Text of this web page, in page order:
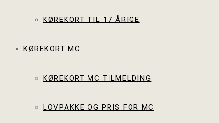
KØREKORT TIL 17 ÅRIGE
KØREKORT MC
KØREKORT MC TILMELDING
LOVPAKKE OG PRIS FOR MC